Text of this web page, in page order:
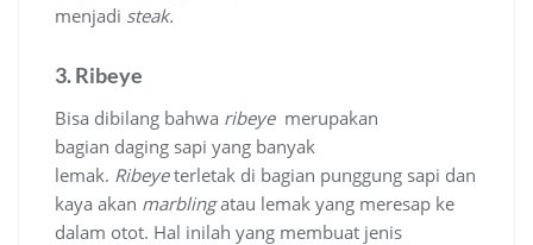
menjadi steak.
3. Ribeye
Bisa dibilang bahwa ribeye merupakan
bagian daging sapi yang banyak
lemak. Ribeyeterletak di bagian punggung sapi dan
kaya akan marblingatau lemak yang meresap ke
dalam otot. Hal inilah yang membuat jenis